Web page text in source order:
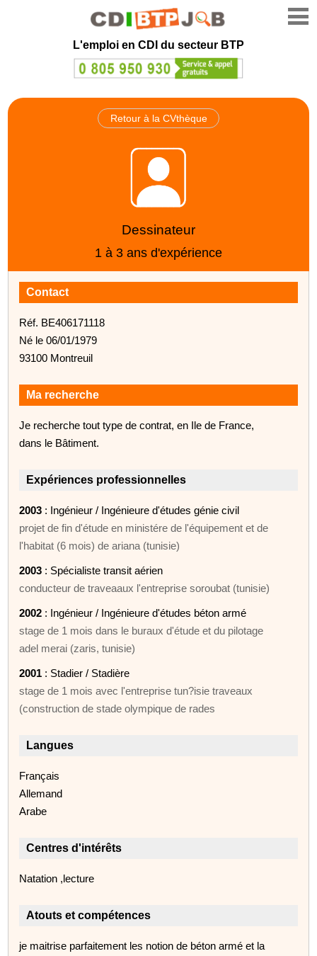
L'emploi en CDI du secteur BTP
Retour à la CVthèque
Dessinateur
1 à 3 ans d'expérience
Contact
Réf. BE406171118
Né le 06/01/1979
93100 Montreuil
Ma recherche
Je recherche tout type de contrat, en Ile de France,
dans le Bâtiment.
Expériences professionnelles
2003 : Ingénieur / Ingénieure d'études génie civil
projet de fin d'étude en ministére de l'équipement et de
l'habitat (6 mois) de ariana (tunisie)
2003 : Spécialiste transit aérien
conducteur de traveaaux l'entreprise soroubat (tunisie)
2002 : Ingénieur / Ingénieure d'études béton armé
stage de 1 mois dans le buraux d'étude et du pilotage
adel merai (zaris, tunisie)
2001 : Stadier / Stadière
stage de 1 mois avec l'entreprise tun?isie traveaux
(construction de stade olympique de rades
Langues
Français
Allemand
Arabe
Centres d'intérêts
Natation ,lecture
Atouts et compétences
je maitrise parfaitement les notion de béton armé et la